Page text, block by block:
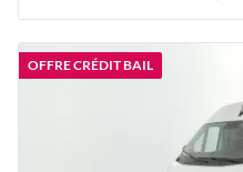
OFFRE CRÉDIT BAIL